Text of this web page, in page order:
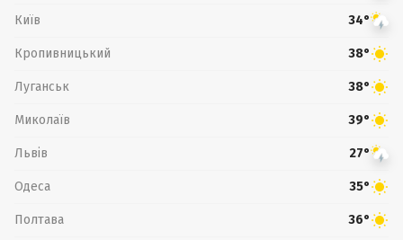
Київ 34°
Кропивницький 38°
Луганськ 38°
Миколаїв 39°
Львів 27°
Одеса 35°
Полтава 36°